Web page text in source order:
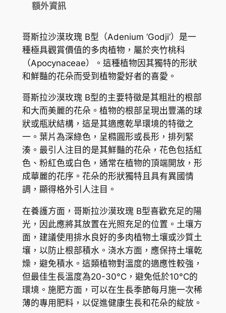
0
到
H
K
$
6
5
0
.
0
型
A
e
n
i
u
'
G
o
d
i
'
數
量
額外資訊
哥斯拉沙漠玫瑰 B型（Adenium ‘Godji’）是一
種極具觀賞價值的多肉植物，屬於夾竹桃科
（Apocynaceae）。這種植物因其獨特的形狀
和鮮豔的花朵而受到植物愛好者的喜愛。
哥斯拉沙漠玫瑰 B型的主要特徵是其粗壯的根部
和大而美麗的花朵。植物的根部呈現出豐滿的球
狀或瓶狀結構，這是其適應乾旱環境的特徵之
一。葉片為深綠色，呈橢圓形或長形，排列緊
湊。最引人注目的是其鮮豔的花朵，花色包括紅
色、粉紅色或白色，通常在植物的頂端開放，形
成華麗的花序。花朵的形狀獨特且具有異國情
調，顯得格外引人注目。
在養護方面，哥斯拉沙漠玫瑰 B型喜歡充足的陽
光，因此應將其放置在光照充足的位置。土壤方
面，建議使用排水良好的多肉植物土壤或沙質土
壤，以防止根部積水。浇水方面，應保持土壤乾
燥，避免積水。這類植物對溫度的適應性較強，
但最佳生長溫度為20-30°C，避免低於10°C的
環境。施肥方面，可以在生長季節每月施一次稀
薄的專用肥料，以促進健康生長和花朵的綻放。